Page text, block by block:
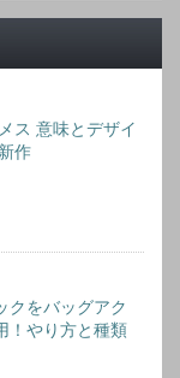
ス 意味とデザイ
作
クをバッグアク
！やり方と種類